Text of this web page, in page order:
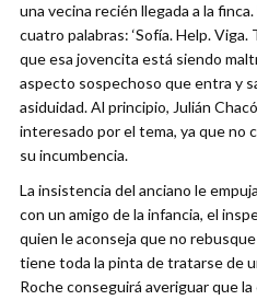
una vecina recién llegada a la
cuatro palabras: ‘Sofía. Help. Viga.
que esa jovencita está siendo
aspecto sospechoso que entra y
asiduidad. Al principio, Julián
interesado por el tema, ya que no
su incumbencia.
La insistencia del anciano le
con un amigo de la infancia, el
quien le aconseja que no
tiene toda la pinta de tratarse de
Roche conseguirá averiguar que